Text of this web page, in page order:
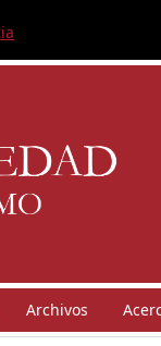
Archivos